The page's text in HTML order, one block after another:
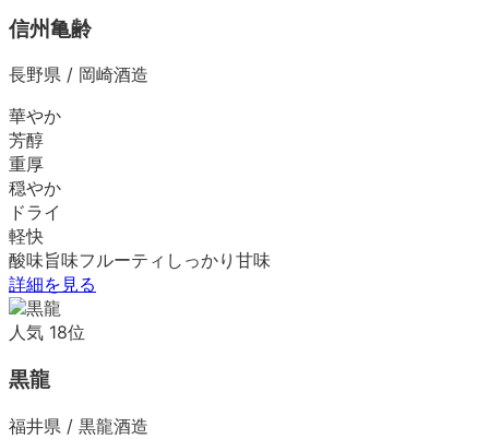
信州亀齢
長野県 / 岡崎酒造
華やか
芳醇
重厚
穏やか
ドライ
軽快
酸味旨味フルーティ しっかり 甘味
詳細を見る
人気 18位
黒龍
福井県 / 黒龍酒造